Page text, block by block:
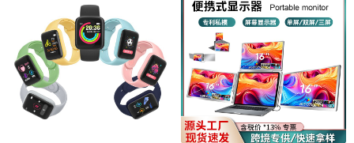
máquina de corte de
película de corte libre de
película de condensación
de agua